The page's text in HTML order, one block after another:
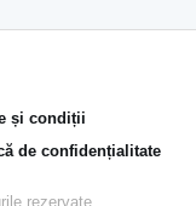
și condiții
de confidențialitate
rezervate